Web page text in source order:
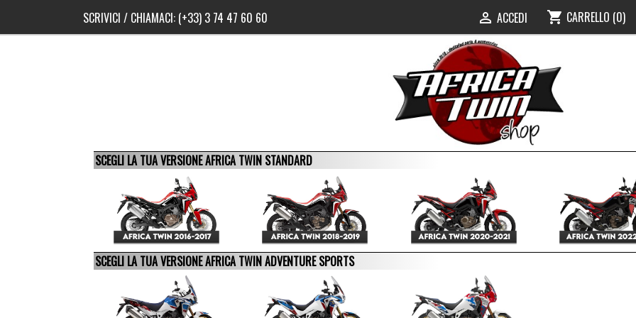
SCRIVICI / CHIAMACI: (+33) 3 74 47 60 60  ACCEDI shopping_cart CARRELLO (0)
SCEGLI LA TUA VERSIONE AFRICA TWIN STANDARD
SCEGLI LA TUA VERSIONE AFRICA TWIN ADVENTURE SPORTS